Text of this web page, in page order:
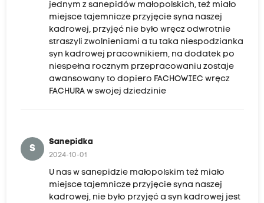
jednym z sanepidów małopolskich, też miało
miejsce tajemnicze przyjęcie syna naszej
kadrowej, przyjęć nie było wręcz odwrotnie
straszyli zwolnieniami a tu taka niespodzianka
syn kadrowej pracownikiem, na dodatek po
niespełna rocznym przepracowaniu zostaje
awansowany to dopiero FACHOWIEC wręcz
FACHURA w swojej dziedzinie
S
Sanepidka
2024-10-01
U nas w sanepidzie małopolskim też miało
miejsce tajemnicze przyjęcie syna naszej
kadrowej, nie było przyjęć a syn kadrowej jest